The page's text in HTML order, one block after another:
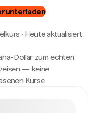
· Heute aktualisiert,
Dollar zum echten
— keine
Kurse.